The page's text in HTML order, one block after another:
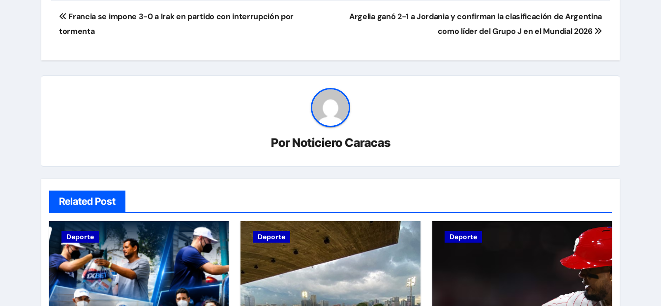
Navegación
de
Francia se impone 3-0 a Irak en partido con interrupción por
tormenta
Argelia ganó 2-1 a Jordania y confirman la clasificación de Argentina
como líder del Grupo J en el Mundial 2026
PorNoticiero Caracas
Related Post
Deporte Deporte Deporte